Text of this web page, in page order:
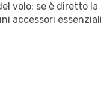
volo: se è diretto
accessori